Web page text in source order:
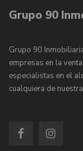
Grupo 90
Grupo 90
empresas en la
especialistas en el
cualquiera de